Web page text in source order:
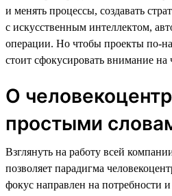
и менять процессы, создавать
с искусственным интеллектом,
операции. Но чтобы проекты по-
стоит сфокусировать внимание на
О
простыми
Взглянуть на работу всей
позволяет парадигма
фокус направлен на потребности